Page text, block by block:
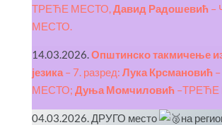
ТРЕЋЕ МЕСТО,Давид Радошевић–
МЕСТО.
14.03.2026.Општинско такмичење
језика– 7. разред: Лука Крсмановић–
МЕСТО; Дуња Момчиловић–ТРЕЋЕ
04.03.2026. ДРУГО местo
на